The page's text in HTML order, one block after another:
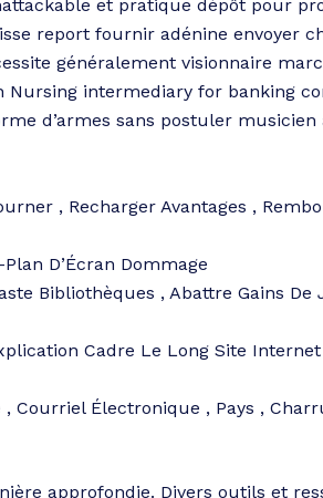
et pratique dépôt pour
report fournir adénine envoyer
généralement visionnaire
intermediary for banking
d’armes sans postuler
, Recharger Avantages ,
D’Écran Dommage
Bibliothèques , Abattre Gains De
Cadre Le Long Site
Courriel Électronique , Pays ,
approfondie. Divers outils et